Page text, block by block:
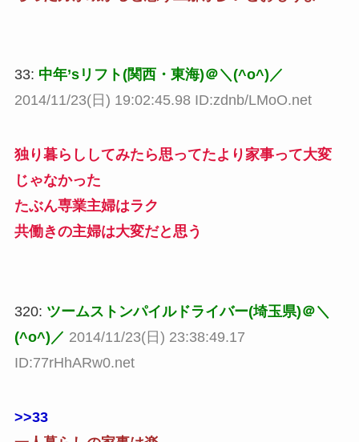
33: 中年’sリフト(関西・東海)＠＼(^o^)／
2014/11/23(日) 19:02:45.98 ID:zdnb/LMoO.net
独り暮らししてみたら思ってたより家事って大変
じゃなかった
たぶん専業主婦はラク
共働きの主婦は大変だと思う
320: ツームストンパイルドライバー(埼玉県)＠＼
(^o^)／ 2014/11/23(日) 23:38:49.17
ID:77rHhARw0.net
>>33